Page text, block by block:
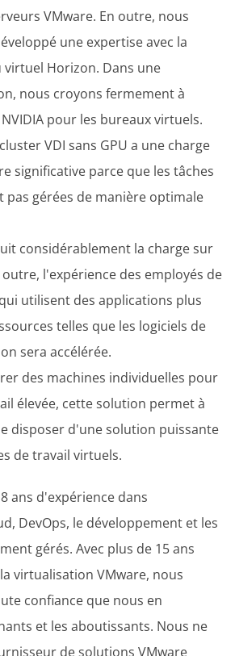
VMware. En outre, nous
une expertise avec la
Horizon. Dans une
nous croyons fermement à
pour les bureaux virtuels.
VDI sans GPU a une charge
significative parce que les tâches
pas gérées de manière optimale
considérablement la charge sur
l'expérience des employés de
utilisent des applications plus
telles que les logiciels de
sera accélérée.
des machines individuelles pour
élevée, cette solution permet à
disposer d'une solution puissante
de travail virtuels.
ans d'expérience dans
DevOps, le développement et les
gérés. Avec plus de 15 ans
virtualisation VMware, nous
confiance que nous en
et les aboutissants. Nous ne
de solutions VMware